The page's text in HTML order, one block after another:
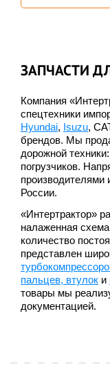
ЗАПЧАСТИ
Компания
спецтехники
Hyundai, Isuzu,
брендов. Мы
дорожной
погрузчиков.
производителями
России.
«Интертрактор»
налаженная
количество
представлен
пальцев, втулок и
товары мы
документацией.